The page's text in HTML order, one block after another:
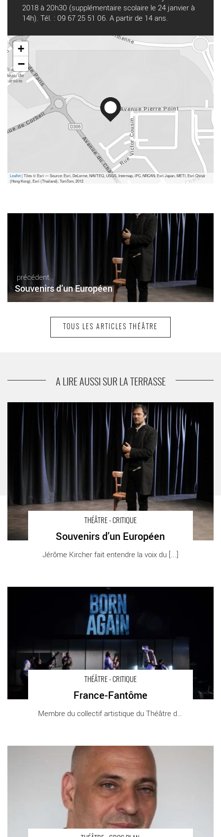
2018 à 20h30 (supplémentaire scolaire le 24 janvier à
14h). Tél. : 09 67 25 51 06. A partir de 14 ans.
+
−
Leaflet| Tiles © Esri — Source: Esri, DeLorme, NAVTEQ, USGS, Intermap, iPC, NRCAN, Esri Japan, METI, Esri China
(Hong Kong), Esri (Thailand), TomTom, 2012
précédent
Souvenirs d’un Européen
TOUS LES ARTICLES THÉÂTRE
A LIRE AUSSI SUR LA TERRASSE
THÉÂTRE - CRITIQUE
Souvenirs d’un Européen
Jérôme Kircher fait entendre la voix du [...]
Souvenirs d’un Européen - Critique sortie Théâtre Sceaux Les
Gémeaux
THÉÂTRE - CRITIQUE
France-Fantôme
Membre du collectif artistique du Théâtre du [...]
France-Fantôme - Critique sortie Théâtre Marseille La Criée -
Théâtre National de Marseille
Lune jaune, la ballade de Leila et Lee - Critique sortie Théâtre
Colmar Comédie de l’Est – Centre Dramatique National